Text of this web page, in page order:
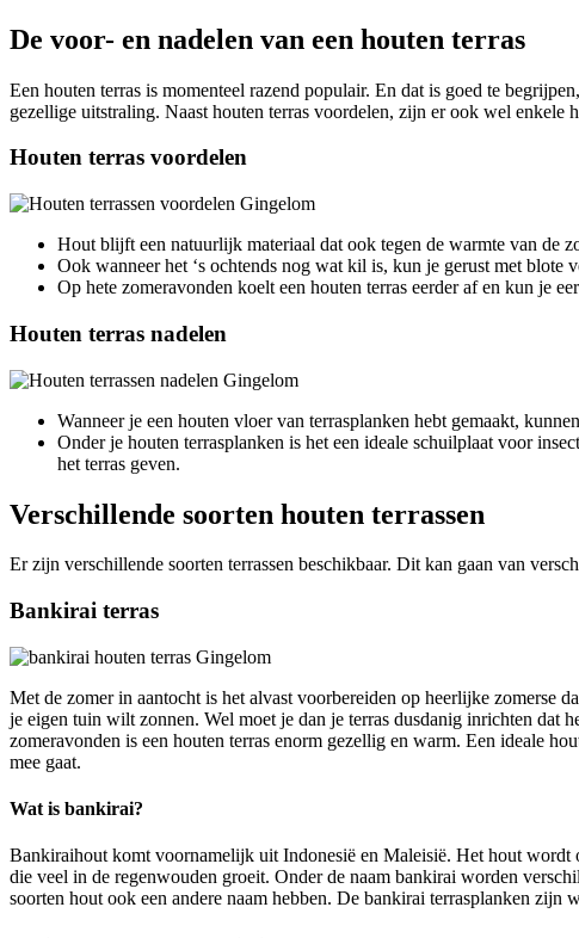
De voor- en nadelen van een houten terras
Een houten terras is momenteel razend populair. En dat is goed te
gezellige uitstraling. Naast houten terras voordelen, zijn er ook wel enkele
Houten terras voordelen
Hout blijft een natuurlijk materiaal dat ook tegen de warmte van de
Ook wanneer het ‘s ochtends nog wat kil is, kun je gerust met
Op hete zomeravonden koelt een houten terras eerder af en kun je
Houten terras nadelen
Wanneer je een houten vloer van terrasplanken hebt gemaakt,
Onder je houten terrasplanken is het een ideale schuilplaat voor
het terras geven.
Verschillende soorten houten terrassen
Er zijn verschillende soorten terrassen beschikbaar. Dit kan gaan van
Bankirai terras
Met de zomer in aantocht is het alvast voorbereiden op heerlijke zomerse
je eigen tuin wilt zonnen. Wel moet je dan je terras dusdanig inrichten dat
zomeravonden is een houten terras enorm gezellig en warm. Een ideale
mee gaat.
Wat is bankirai?
Bankiraihout komt voornamelijk uit Indonesië en Maleisië. Het hout wordt
die veel in de regenwouden groeit. Onder de naam bankirai worden
soorten hout ook een andere naam hebben. De bankirai terrasplanken zijn